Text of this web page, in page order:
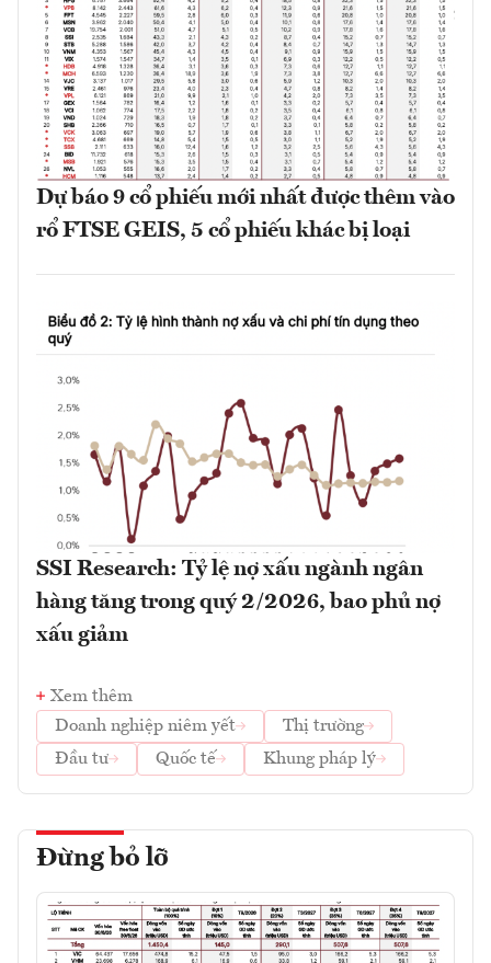
Dự báo 9 cổ phiếu mới nhất được thêm vào
rổ FTSE GEIS, 5 cổ phiếu khác bị loại
SSI Research: Tỷ lệ nợ xấu ngành ngân
hàng tăng trong quý 2/2026, bao phủ nợ
xấu giảm
Xem thêm
Doanh nghiệp niêm yết
Thị trường
Đầu tư
Quốc tế Khung pháp lý
Đừng bỏ lỡ